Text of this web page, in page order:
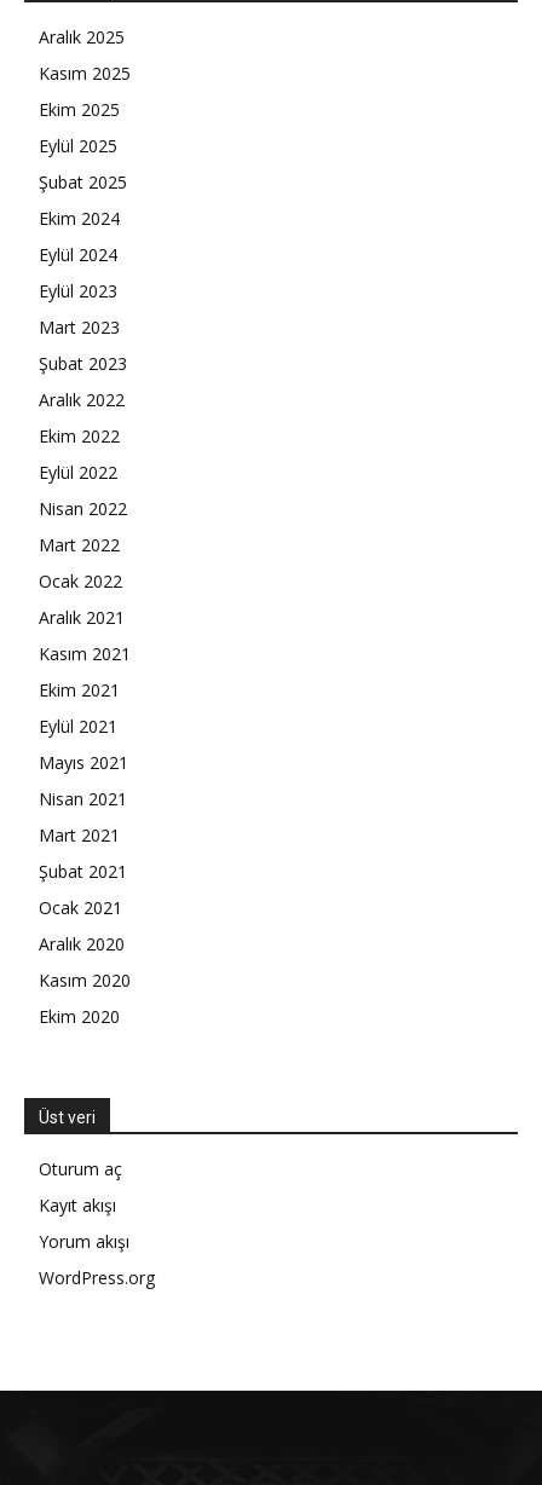
Aralık 2025
Kasım 2025
Ekim 2025
Eylül 2025
Şubat 2025
Ekim 2024
Eylül 2024
Eylül 2023
Mart 2023
Şubat 2023
Aralık 2022
Ekim 2022
Eylül 2022
Nisan 2022
Mart 2022
Ocak 2022
Aralık 2021
Kasım 2021
Ekim 2021
Eylül 2021
Mayıs 2021
Nisan 2021
Mart 2021
Şubat 2021
Ocak 2021
Aralık 2020
Kasım 2020
Ekim 2020
Üst veri
Oturum aç
Kayıt akışı
Yorum akışı
WordPress.org